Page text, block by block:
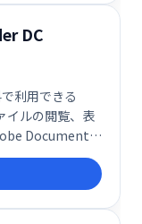
DC
利用できる
イルの閲覧、表
Document
などの
可能です。場
ズに操作できま